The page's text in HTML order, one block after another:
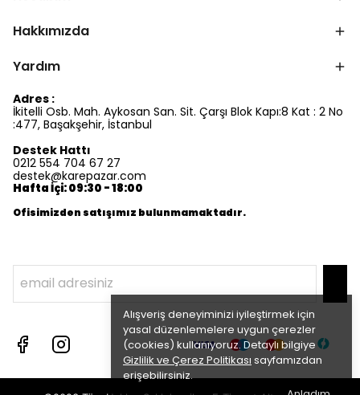
Alışveriş deneyiminizi iyileştirmek için
yasal düzenlemelere uygun çerezler
(cookies) kullanıyoruz. Detaylı bilgiye
Gizlilik ve Çerez Politikası sayfamızdan
erişebilirsiniz.
Hakkımızda
Yardım
Adres :
İkitelli Osb. Mah. Aykosan San. Sit. Çarşı Blok Kapı:8 Kat : 2 No
:477, Başakşehir, İstanbul
Destek Hattı
0212 554 704 67 27
destek@karepazar.com
Hafta İçi: 09:30 - 18:00
Ofisimizden satışımız bulunmamaktadır.